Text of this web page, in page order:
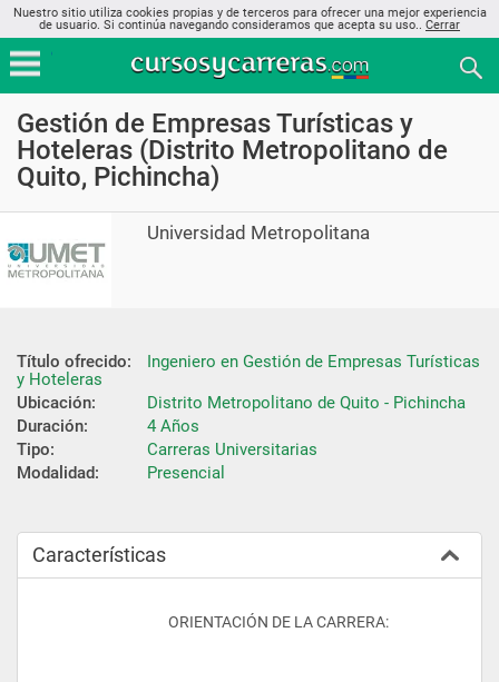
Nuestro sitio utiliza cookies propias y de terceros para ofrecer una mejor experiencia
de usuario. Si continúa navegando consideramos que acepta su uso.. Cerrar
Gestión de Empresas Turísticas y
Hoteleras (Distrito Metropolitano de
Quito, Pichincha)
Universidad Metropolitana
Título ofrecido:
Ingeniero en Gestión de Empresas Turísticas
y Hoteleras
Ubicación:
Distrito Metropolitano de Quito - Pichincha
Duración:
4 Años
Tipo:
Carreras Universitarias
Modalidad:
Presencial
Características
					ORIENTACIÓN DE LA CARRERA: